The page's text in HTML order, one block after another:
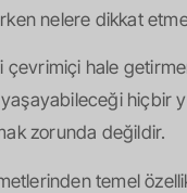
nelere dikkat
çevrimiçi hale
hiçbir
zorunda değildir.
temel